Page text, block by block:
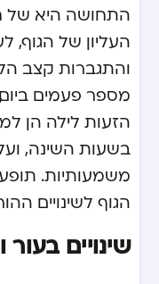
התחושה היא של
העליון של הגוף,
והתגברות קצב
מספר פעמים
הזעות לילה הן
בשעות השינה,
משמעותיות.
הגוף לשינויים
שינויים